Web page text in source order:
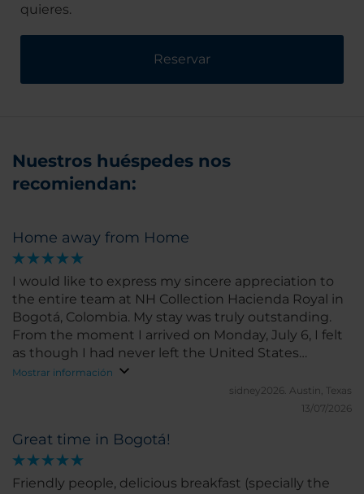
quieres.
Reservar
Nuestros huéspedes nos
recomiendan:
Home away from Home
I would like to express my sincere appreciation to
the entire team at NH Collection Hacienda Royal in
Bogotá, Colombia. My stay was truly outstanding.
From the moment I arrived on Monday, July 6, I felt
as though I had never left the United States
because of the exceptional level of comfort,
professionalism, and hospitality your staff provided. I
would especially like to recognize the outstanding
Cecilia Parra, Pedro Marrera Bastidas, Elbert Ortiz
Gaitán, Andrés Domínguez Montañez, and Edwing
Vera. Each of them welcomed me with genuine
Mostrar información
sidney2026. Austin, Texas
13/07/2026
Great time in Bogotá!
Friendly people, delicious breakfast (specially the